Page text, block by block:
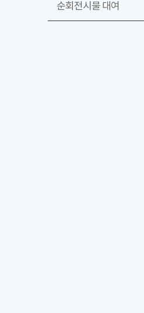
순회전시물 대여